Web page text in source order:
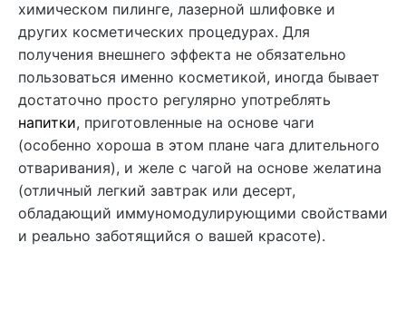
химическом пилинге, лазерной шлифовке и
других косметических процедурах. Для
получения внешнего эффекта не обязательно
пользоваться именно косметикой, иногда бывает
достаточно просто регулярно употреблять
напитки, приготовленные на основе чаги
(особенно хороша в этом плане чага длительного
отваривания), и желе с чагой на основе желатина
(отличный легкий завтрак или десерт,
обладающий иммуномодулирующими свойствами
и реально заботящийся о вашей красоте).